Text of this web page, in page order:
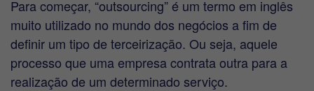
Para começar, “outsourcing” é um termo em inglês
muito utilizado no mundo dos negócios a fim de
definir um tipo de terceirização. Ou seja, aquele
processo que uma empresa contrata outra para a
realização de um determinado serviço.